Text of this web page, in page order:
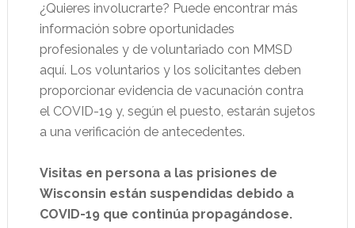
¿Quieres involucrarte? Puede encontrar más
información sobre oportunidades
profesionales y de voluntariado con MMSD
aquí. Los voluntarios y los solicitantes deben
proporcionar evidencia de vacunación contra
el COVID-19 y, según el puesto, estarán sujetos
a una verificación de antecedentes.
Visitas en persona a las prisiones de
Wisconsin están suspendidas debido a
COVID-19 que continúa propagándose.